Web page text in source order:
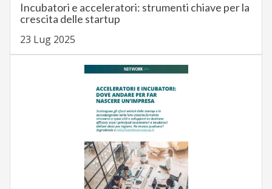
Incubatori e acceleratori: strumenti chiave per la
crescita delle startup
23 Lug 2025